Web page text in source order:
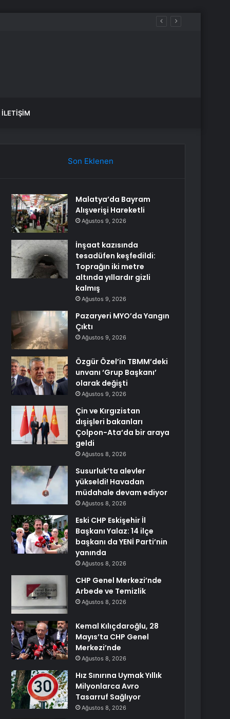
İLETIŞIM
Son Eklenen
Malatya’da Bayram
Alışverişi Hareketli
Ağustos 9, 2026
İnşaat kazısında
tesadüfen keşfedildi:
Toprağın iki metre
altında yıllardır gizli
kalmış
Ağustos 9, 2026
Pazaryeri MYO’da Yangın
Çıktı
Ağustos 9, 2026
Özgür Özel’in TBMM’deki
unvanı ‘Grup Başkanı’
olarak değişti
Ağustos 9, 2026
Çin ve Kırgızistan
dışişleri bakanları
Çolpon-Ata’da bir araya
geldi
Ağustos 8, 2026
Susurluk’ta alevler
yükseldi! Havadan
müdahale devam ediyor
Ağustos 8, 2026
Eski CHP Eskişehir İl
Başkanı Yalaz: 14 ilçe
başkanı da YENİ Parti’nin
yanında
Ağustos 8, 2026
CHP Genel Merkezi’nde
Arbede ve Temizlik
Ağustos 8, 2026
Kemal Kılıçdaroğlu, 28
Mayıs’ta CHP Genel
Merkezi’nde
Ağustos 8, 2026
Hız Sınırına Uymak Yıllık
Milyonlarca Avro
Tasarruf Sağlıyor
Ağustos 8, 2026